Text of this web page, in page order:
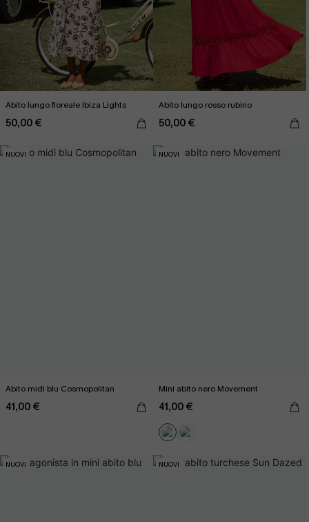
Abito lungo floreale Ibiza Lights
50,00 €
Abito lungo rosso rubino
50,00 €
NUOVI
Abito midi blu Cosmopolitan
41,00 €
NUOVI
Mini abito nero Movement
41,00 €
NUOVI NUOVI